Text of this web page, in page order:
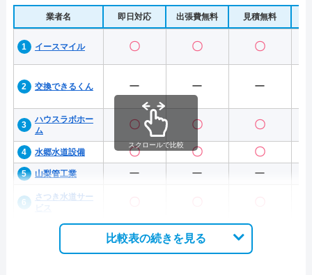
業者名 即日対応 出張費無料 見積無料
イースマイル 〇 〇 〇
交換できるくん ー ー ー
ハウスラボホー
ム
〇 〇 〇
水郷水道設備 〇 〇 〇
山梨管工業 ー ー ー
さつき水道サー
スクロールで比較
比較表の続きを見る